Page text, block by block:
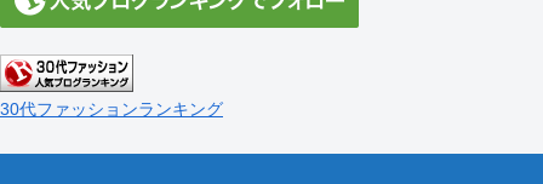
30代ファッションランキング